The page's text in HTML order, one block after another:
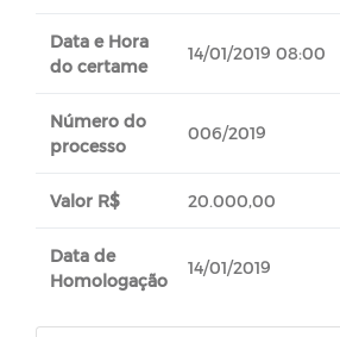
Data e Hora
do certame
14/01/2019 08:00
Número do
processo
006/2019
Valor R$ 20.000,00
Data de
Homologação
14/01/2019